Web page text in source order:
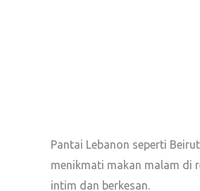
Pantai Lebanon seperti
menikmati makan malam di
intim dan berkesan.